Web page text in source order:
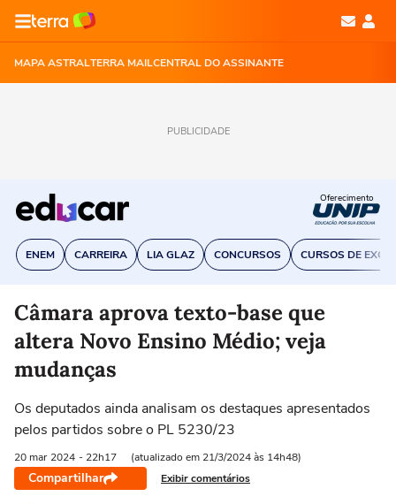
MAPA ASTRALTERRA MAILCENTRAL DO ASSINANTE
PUBLICIDADE
ENEM CARREIRA LIA GLAZ CONCURSOS CURSOS DE EXCEL
Oferecimento
Câmara aprova texto-base que
altera Novo Ensino Médio; veja
mudanças
Os deputados ainda analisam os destaques apresentados
pelos partidos sobre o PL 5230/23
20 mar 2024 - 22h17 (atualizado em 21/3/2024 às 14h48)
Compartilhar Exibir comentários